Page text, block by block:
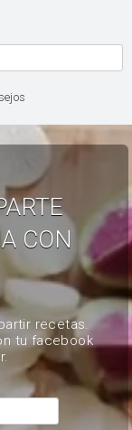
CON
recetas.
tu facebook